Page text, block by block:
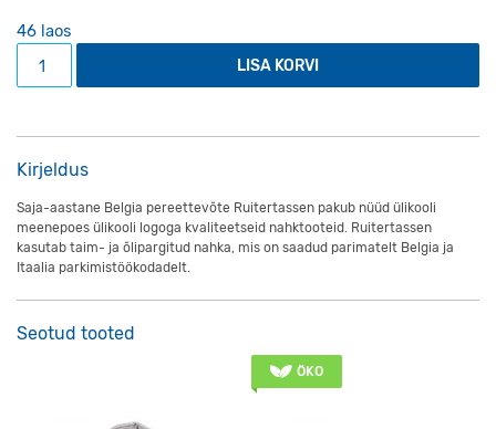
46 laos
Must nahast kaarditasku kogus
LISA KORVI
Kirjeldus
Saja-aastane Belgia pereettevõte Ruitertassen pakub nüüd ülikooli
meenepoes ülikooli logoga kvaliteetseid nahktooteid. Ruitertassen
kasutab taim- ja õlipargitud nahka, mis on saadud parimatelt Belgia ja
Itaalia parkimistöökodadelt.
Seotud tooted
ÖKO